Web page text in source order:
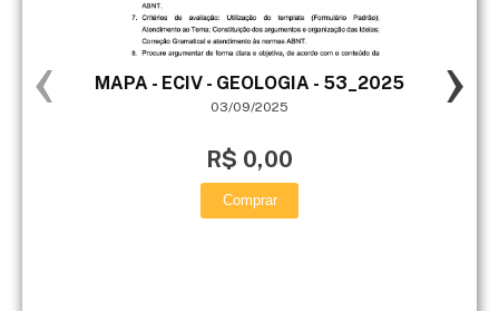
MAPA - ECIV - GEOLOGIA - 53_2025
03/09/2025
R$ 0,00
Comprar
‹ ›